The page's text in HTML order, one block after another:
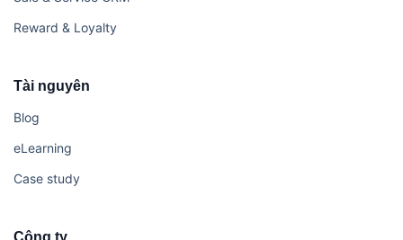
Reward & Loyalty
Tài nguyên
Blog
eLearning
Case study